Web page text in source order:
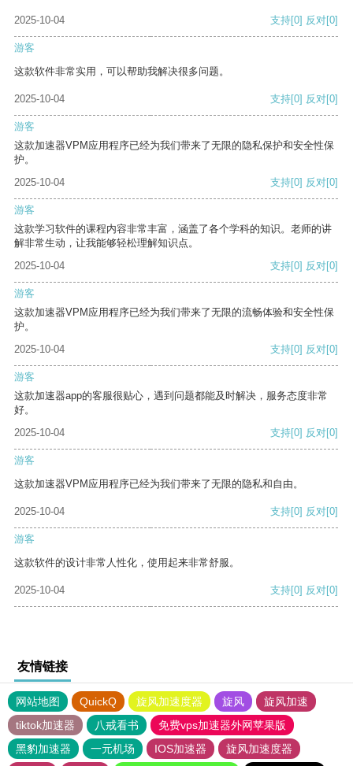
2025-10-04 支持[0] 反对[0]
游客
这款软件非常实用，可以帮助我解决很多问题。
2025-10-04 支持[0] 反对[0]
游客
这款加速器VPM应用程序已经为我们带来了无限的隐私保护和安全性保
护。
2025-10-04
支持[0] 反对[0]
游客
这款学习软件的课程内容非常丰富，涵盖了各个学科的知识。老师的讲
解非常生动，让我能够轻松理解知识点。
2025-10-04
支持[0] 反对[0]
游客
这款加速器VPM应用程序已经为我们带来了无限的流畅体验和安全性保
护。
2025-10-04
支持[0] 反对[0]
游客
这款加速器app的客服很贴心，遇到问题都能及时解决，服务态度非常
好。
2025-10-04
支持[0] 反对[0]
游客
这款加速器VPM应用程序已经为我们带来了无限的隐私和自由。
2025-10-04 支持[0] 反对[0]
游客
这款软件的设计非常人性化，使用起来非常舒服。
2025-10-04 支持[0] 反对[0]
友情链接
网站地图 QuickQ 旋风加速度器 旋风
旋风加速
tiktok加速器
八戒看书
免费vps加速器外网苹果版
黑豹加速器
一元机场 IOS加速器 旋风加速度器